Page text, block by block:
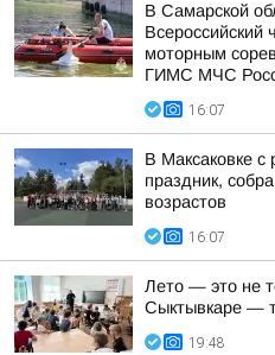
В Самарской
Всероссийский
моторным
ГИМС МЧС
16:07
В Максаковке
праздник,
возрастов
16:07
Лето — это не
Сыктывкаре —
19:48